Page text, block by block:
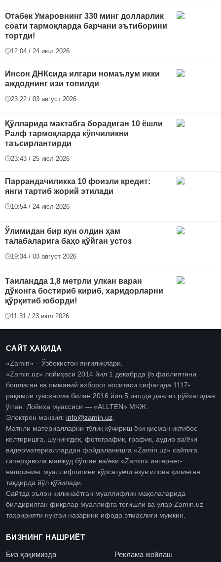
Отабек Умаровнинг 330 минг долларлик
соати тармоқларда барчани эътиборини
тортди!
12:04 / 24 июл 2026
Инсон ДНКсида илгари номаълум икки
аждоднинг изи топилди
23:22 / 03 август 2026
Қўлларида мактабга борадиган 10 ёшли
Ралф тармоқларда кўпчиликни
таъсирлантирди
23:43 / 25 июл 2026
Паррандачиликка 10 фоизли кредит:
янги тартиб жорий этилади
10:54 / 24 июл 2026
Ўлимидан бир кун олдин ҳам
талабаларига баҳо қўйган устоз
19:34 / 03 август 2026
Таиландда 1,8 метрли улкан варан
дўконга бостириб кириб, харидорларни
қўрқитиб юборди!
11:31 / 23 июл 2026
САЙТ ҲАҚИДА
«Zamin» – Ўзбекистон янгиликлари.
«Zamin.uz» лойиҳаси 2014 йил 1 декабрда ўз фаолиятини
бошлаган ва оммавий ахборот воситаси сифатида 1117-
рақамли гувоҳнома билан 2016 йил 5 июлда давлат рўйхатидан
ўтган. Лойиҳа муассиси — «ALLTEN» МЧЖ.
Электрон манзил: info@zamin.uz
Матнли материалларни тўлиқ кўчириш ёки қисман иқтибос
келтиришга, шунингдек, фотографик, график, аудио ва/ёки
видеоматериаллардан фойдаланишга «Zamin.uz» сайтига
гиперҳавола мавжуд бўлган ва/ёки «Zamin» интернет-
нашрининг муаллифлигини кўрсатувчи ёзув илова қилинган
тақдирда йўл қўйилади.
Сайтда эълон қилинаётган муаллифлик мақолаларида
билдирилган фикрлар муаллифга тегишли ва улар Zamin.uz
таҳририяти нуқтаи назарини ифода этмаслиги мумкин.
БИЗНИНГ НАШРИЁТ
Биз ҳақимизда Реклама жойлаш